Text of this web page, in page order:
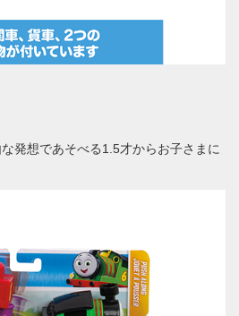
発想であそべる1.5才からお子さまに